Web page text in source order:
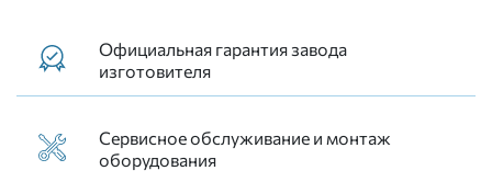
Официальная гарантия завода
изготовителя
Сервисное обслуживание и монтаж
оборудования